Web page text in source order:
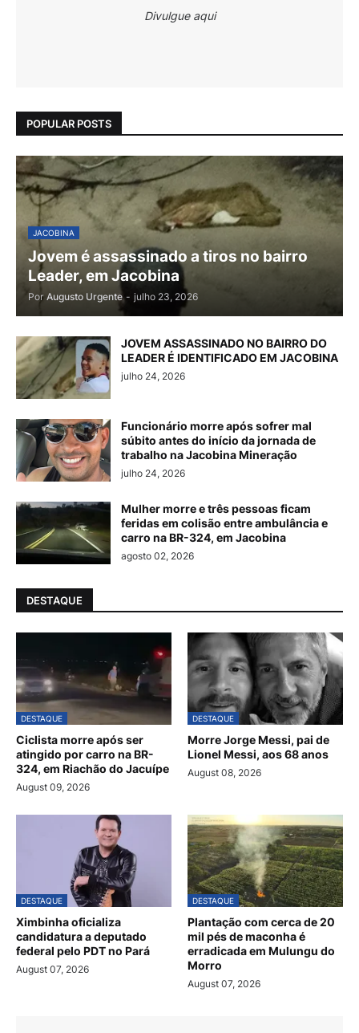
Divulgue aqui
POPULAR POSTS
JACOBINA
Jovem é assassinado a tiros no bairro
Leader, em Jacobina
Por Augusto Urgente - julho 23, 2026
JOVEM ASSASSINADO NO BAIRRO DO
LEADER É IDENTIFICADO EM JACOBINA
julho 24, 2026
Funcionário morre após sofrer mal
súbito antes do início da jornada de
trabalho na Jacobina Mineração
julho 24, 2026
Mulher morre e três pessoas ficam
feridas em colisão entre ambulância e
carro na BR-324, em Jacobina
agosto 02, 2026
DESTAQUE
DESTAQUE
Ciclista morre após ser
atingido por carro na BR-
324, em Riachão do Jacuípe
August 09, 2026
DESTAQUE
Morre Jorge Messi, pai de
Lionel Messi, aos 68 anos
August 08, 2026
DESTAQUE
Ximbinha oficializa
candidatura a deputado
federal pelo PDT no Pará
August 07, 2026
DESTAQUE
Plantação com cerca de 20
mil pés de maconha é
erradicada em Mulungu do
Morro
August 07, 2026